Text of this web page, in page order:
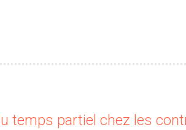
temps partiel chez les